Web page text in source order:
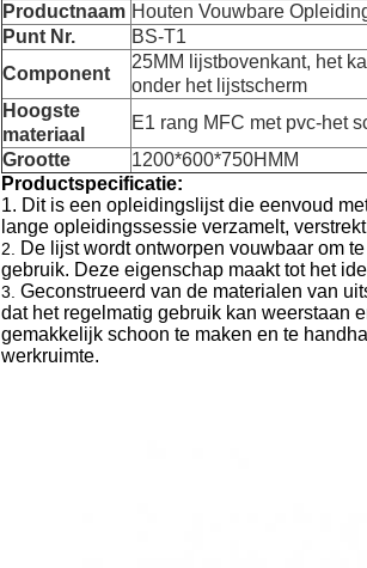
Productnaam Houten Vouwbare
Punt Nr.
BS-T1
Component
25MM lijstbovenkant, het
onder het lijstscherm
Hoogste
materiaal
E1 rang MFC met pvc-het
Grootte
1200*600*750HMM
Productspecificatie:
1. Dit is een opleidingslijst die eenvoud
lange opleidingssessie verzamelt,
2.
De lijst wordt ontworpen vouwbaar om
gebruik. Deze eigenschap maakt tot het
3. Geconstrueerd van de materialen van
dat het regelmatig gebruik kan weerstaan
gemakkelijk schoon te maken en te
werkruimte.